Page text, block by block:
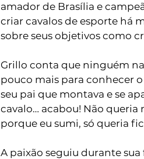
amador de Brasília e
criar cavalos de esporte há
sobre seus objetivos como
Grillo conta que ninguém
pouco mais para conhecer
seu pai que montava e se
cavalo… acabou! Não queria
porque eu sumi, só queria
A paixão seguiu durante